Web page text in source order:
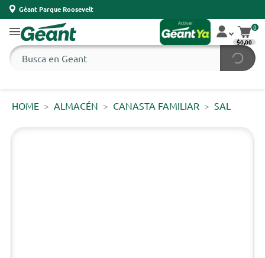
Géant Parque Roosevelt
0
$0,00
HOME ALMACÉN CANASTA FAMILIAR SAL